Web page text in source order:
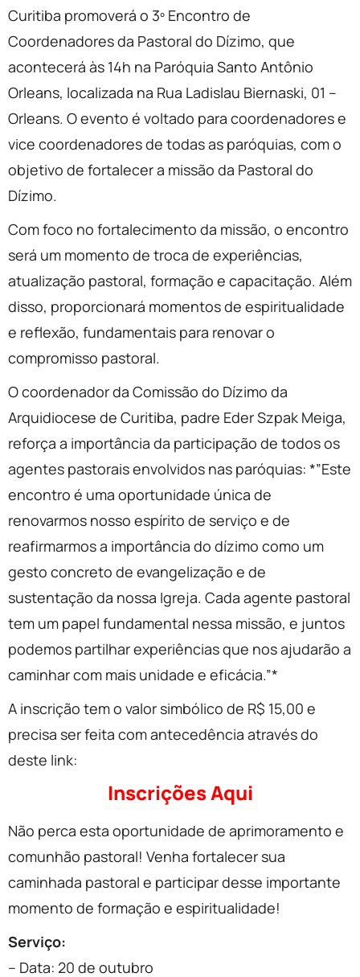
Curitiba promoverá o 3º Encontro de
Coordenadores da Pastoral do Dízimo, que
acontecerá às 14h na Paróquia Santo Antônio
Orleans, localizada na Rua Ladislau Biernaski, 01 –
Orleans. O evento é voltado para coordenadores e
vice coordenadores de todas as paróquias, com o
objetivo de fortalecer a missão da Pastoral do
Dízimo.
Com foco no fortalecimento da missão, o encontro
será um momento de troca de experiências,
atualização pastoral, formação e capacitação. Além
disso, proporcionará momentos de espiritualidade
e reflexão, fundamentais para renovar o
compromisso pastoral.
O coordenador da Comissão do Dízimo da
Arquidiocese de Curitiba, padre Eder Szpak Meiga,
reforça a importância da participação de todos os
agentes pastorais envolvidos nas paróquias: *”Este
encontro é uma oportunidade única de
renovarmos nosso espírito de serviço e de
reafirmarmos a importância do dízimo como um
gesto concreto de evangelização e de
sustentação da nossa Igreja. Cada agente pastoral
tem um papel fundamental nessa missão, e juntos
podemos partilhar experiências que nos ajudarão a
caminhar com mais unidade e eficácia.”*
A inscrição tem o valor simbólico de R$ 15,00 e
precisa ser feita com antecedência através do
deste link:
Inscrições Aqui
Não perca esta oportunidade de aprimoramento e
comunhão pastoral! Venha fortalecer sua
caminhada pastoral e participar desse importante
momento de formação e espiritualidade!
Serviço:
– Data: 20 de outubro